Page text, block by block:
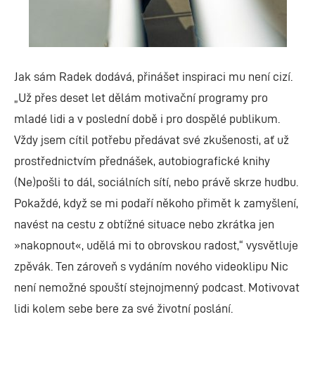
Jak sám Radek dodává, přinášet inspiraci mu není cizí.
„Už přes deset let dělám motivační programy pro
mladé lidi a v poslední době i pro dospělé publikum.
Vždy jsem cítil potřebu předávat své zkušenosti, ať už
prostřednictvím přednášek, autobiografické knihy
(Ne)pošli to dál, sociálních sítí, nebo právě skrze hudbu.
Pokaždé, když se mi podaří někoho přimět k zamyšlení,
navést na cestu z obtížné situace nebo zkrátka jen
»nakopnout«, udělá mi to obrovskou radost,“ vysvětluje
zpěvák. Ten zároveň s vydáním nového videoklipu Nic
není nemožné spouští stejnojmenný podcast. Motivovat
lidi kolem sebe bere za své životní poslání.